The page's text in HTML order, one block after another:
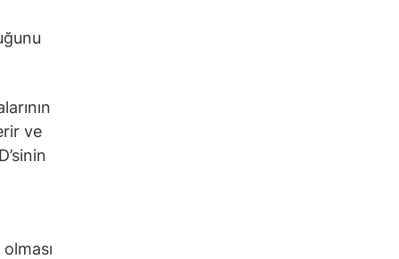
ve